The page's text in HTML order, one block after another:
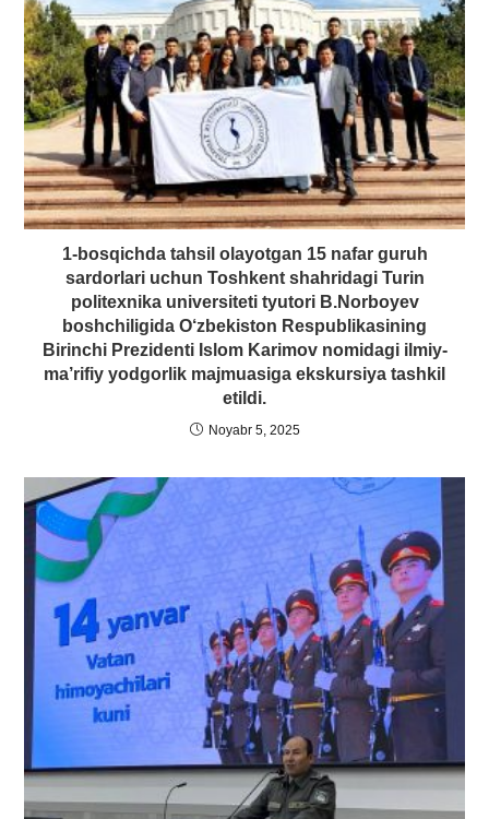
1-bosqichda tahsil olayotgan 15 nafar guruh
sardorlari uchun Toshkent shahridagi Turin
politexnika universiteti tyutori B.Norboyev
boshchiligida O‘zbekiston Respublikasining
Birinchi Prezidenti Islom Karimov nomidagi ilmiy-
ma’rifiy yodgorlik majmuasiga ekskursiya tashkil
etildi.
Noyabr 5, 2025